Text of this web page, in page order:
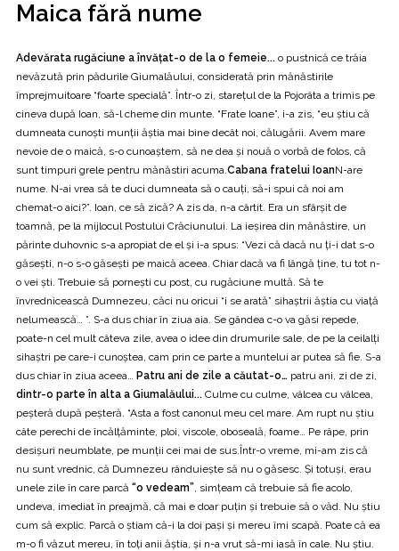
Maica fără nume
Adevărata rugăciune a învăţat-o de la o femeie... o pustnică ce trăia
nevăzută prin pădurile Giumalăului, considerată prin mănăstirile
împrejmuitoare “foarte specială”. Într-o zi, stareţul de la Pojorâta a trimis pe
cineva după Ioan, să-l cheme din munte. “Frate Ioane”, i-a zis, “eu ştiu că
dumneata cunoşti munţii ăştia mai bine decât noi, călugării. Avem mare
nevoie de o maică, s-o cunoaştem, să ne dea şi nouă o vorbă de folos, că
sunt timpuri grele pentru mănăstiri acuma. Cabana fratelui IoanN-are
nume. N-ai vrea să te duci dumneata să o cauţi, să-i spui că noi am
chemat-o aici?”. Ioan, ce să zică? A zis da, n-a cârtit. Era un sfârşit de
toamnă, pe la mijlocul Postului Crăciunului. La ieşirea din mănăstire, un
părinte duhovnic s-a apropiat de el şi i-a spus: “Vezi că dacă nu ţi-i dat s-o
găseşti, n-o s-o găseşti pe maică aceea. Chiar dacă va fi lângă ţine, tu tot n-
o vei şti. Trebuie să porneşti cu post, cu rugăciune multă. Să te
învrednicească Dumnezeu, căci nu oricui “i se arată” sihaştrii ăştia cu viaţă
nelumească… ”. S-a dus chiar în ziua aia. Se gândea c-o va găsi repede,
poate-n cel mult câteva zile, avea o idee din drumurile sale, de pe la ceilalţi
sihaştri pe care-i cunoştea, cam prin ce parte a muntelui ar putea să fie. S-a
dus chiar în ziua aceea… Patru ani de zile a căutat-o… patru ani, zi de zi,
dintr-o parte în alta a Giumalăului... Culme cu culme, vâlcea cu vâlcea,
peşteră după peşteră. “Asta a fost canonul meu cel mare. Am rupt nu ştiu
câte perechi de încălţăminte, ploi, viscole, oboseală, foame… Pe râpe, prin
desişuri neumblate, pe munţii cei mai de sus.Într-o vreme, mi-am zis că
nu sunt vrednic, că Dumnezeu rânduieşte să nu o găsesc. Şi totuşi, erau
unele zile în care parcă “o vedeam” , simţeam că trebuie să fie acolo,
undeva, imediat în preajmă, că mai e doar puţin şi trebuie să o văd. Nu ştiu
cum să explic. Parcă o ştiam că-i la doi paşi şi mereu îmi scapă. Poate că ea
m-o fi văzut mereu, în toţi anii ăştia, şi n-a vrut să-mi iasă în cale. Nu ştiu.